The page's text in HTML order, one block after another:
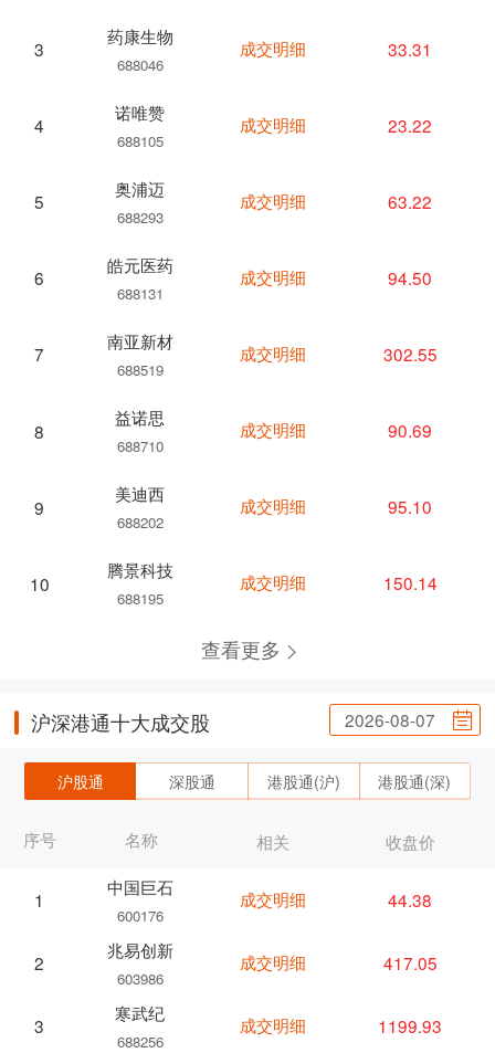
3
药康生物
688046
4
诺唯赞
688105
5
奥浦迈
688293
6
皓元医药
688131
7
南亚新材
688519
8
益诺思
688710
9
美迪西
688202
10
腾景科技
688195
成交明细 33.31
成交明细 23.22
成交明细 63.22
成交明细 94.50
成交明细 302.55
成交明细 90.69
成交明细 95.10
成交明细 150.14
查看更多
沪深港通十大成交股 2026-08-07
沪股通 深股通 港股通(沪) 港股通(深)
序号 名称
1
中国巨石
600176
2
兆易创新
603986
3
寒武纪
688256
相关 收盘价
成交明细 44.38
成交明细 417.05
成交明细 1199.93